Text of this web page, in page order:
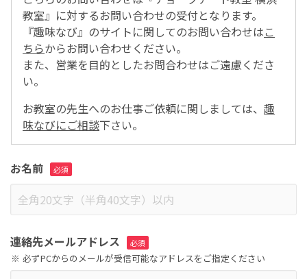
教室』に対するお問い合わせの受付となります。
『趣味なび』のサイトに関してのお問い合わせはこ
ちらからお問い合わせください。
また、営業を目的としたお問合わせはご遠慮くださ
い。
お教室の先生へのお仕事ご依頼に関しましては、 趣
味なびにご相談下さい。
お名前
連絡先メールアドレス
必ずPCからのメールが受信可能なアドレスをご指定ください